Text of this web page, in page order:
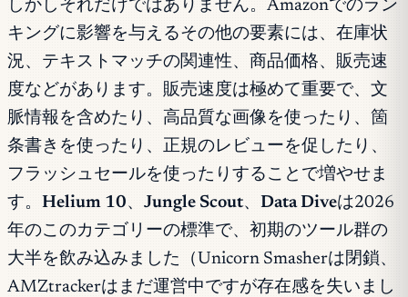
しかしそれだけではありません。Amazonでのラン
キングに影響を与えるその他の要素には、在庫状
況、テキストマッチの関連性、商品価格、販売速
度などがあります。販売速度は極めて重要で、文
脈情報を含めたり、高品質な画像を使ったり、箇
条書きを使ったり、正規のレビューを促したり、
フラッシュセールを使ったりすることで増やせま
す。 Helium 10、 Jungle Scout、 Data Diveは2026
年のこのカテゴリーの標準で、初期のツール群の
大半を飲み込みました（Unicorn Smasherは閉鎖、
AMZtrackerはまだ運営中ですが存在感を失いまし